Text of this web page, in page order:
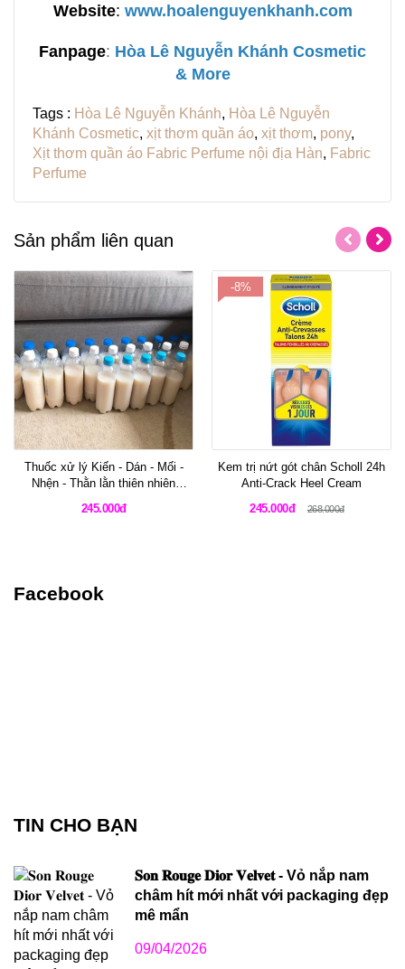
Website: www.hoalenguyenkhanh.com
Fanpage: Hòa Lê Nguyễn Khánh Cosmetic
& More
Tags : Hòa Lê Nguyễn Khánh, Hòa Lê Nguyễn
Khánh Cosmetic, xịt thơm quần áo, xịt thơm, pony,
Xịt thơm quần áo Fabric Perfume nội địa Hàn, Fabric
Perfume
Sản phẩm liên quan
Thuốc xử lý Kiến - Dán - Mối -
Nhện - Thằn lằn thiên nhiên
245.000đ
-8%
Kem trị nứt gót chân Scholl 24h
Anti-Crack Heel Cream
245.000đ
268.000đ
Facebook
TIN CHO BẠN
𝐒𝐨𝐧 𝐑𝐨𝐮𝐠𝐞 𝐃𝐢𝐨𝐫 𝐕𝐞𝐥𝐯𝐞𝐭 - Vỏ nắp nam
châm hít mới nhất với packaging đẹp
mê mẩn
09/04/2026